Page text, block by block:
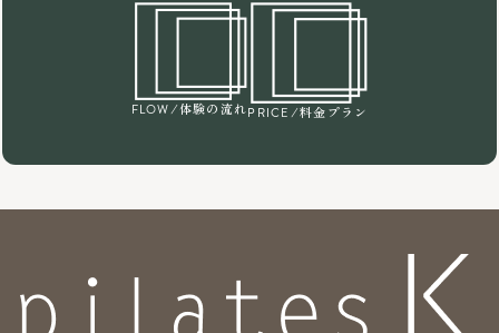
FLOW /体験の流れPRICE /料金プラン